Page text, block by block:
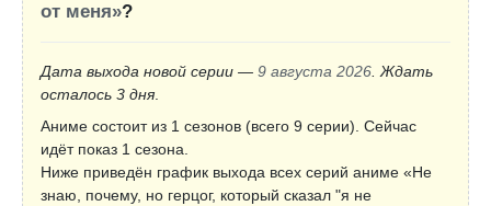
от меня»?
Дата выхода новой серии — 9 августа 2026. Ждать
осталось 3 дня.
Аниме состоит из 1 сезонов (всего 9 серии). Сейчас
идёт показ 1 сезона.
Ниже приведён график выхода всех серий аниме «Не
знаю, почему, но герцог, который сказал "я не